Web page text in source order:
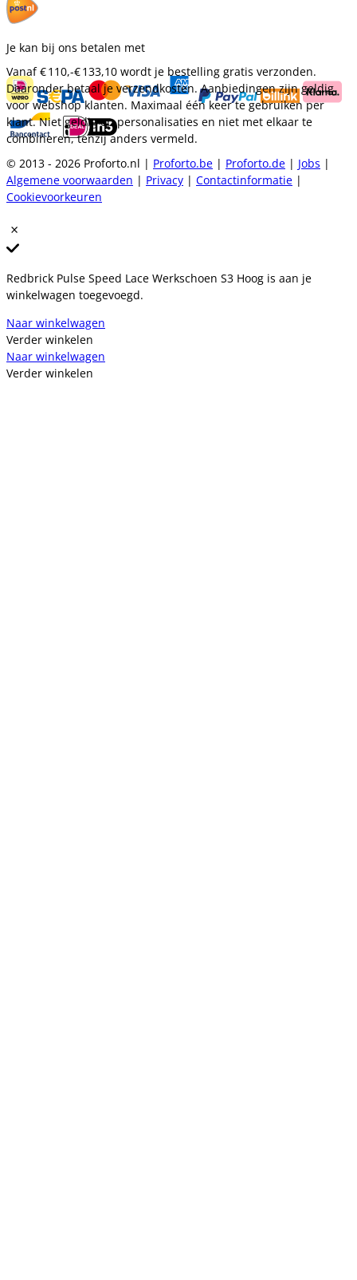
Je kan bij ons betalen met
Vanaf€ 110,-€ 133,10 wordt je bestelling gratis verzonden.
Daaronder betaal je verzendkosten. Aanbiedingen zijn geldig
voor webshop klanten. Maximaal één keer te gebruiken per
klant. Niet geldig op personalisaties en niet met elkaar te
combineren, tenzij anders vermeld.
© 2013 - 2026 Proforto.nl | Proforto.be | Proforto.de | Jobs |
Algemene voorwaarden | Privacy | Contactinformatie |
Cookievoorkeuren
Redbrick Pulse Speed Lace Werkschoen S3 Hoog is aan je
winkelwagen toegevoegd.
Naar winkelwagen
Verder winkelen
Naar winkelwagen
Verder winkelen